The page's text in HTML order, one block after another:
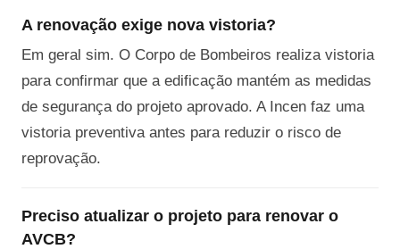
A renovação exige nova vistoria?
Em geral sim. O Corpo de Bombeiros realiza vistoria
para confirmar que a edificação mantém as medidas
de segurança do projeto aprovado. A Incen faz uma
vistoria preventiva antes para reduzir o risco de
reprovação.
Preciso atualizar o projeto para renovar o
AVCB?